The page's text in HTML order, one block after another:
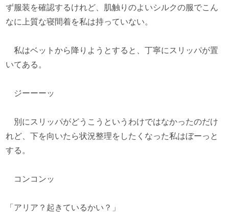
ず服装を確認するけれど、肌触りのよいシルクの服でこん
なに上質な寝間着を私は持っていない。
私はベットから降りようとすると、丁寧にスリッパが置
いてある。
ジーーーッ
別にスリッパがどうこうというわけではなかったのだけ
れど、下を向いたら状況整理をしたくなった私はぼーっと
する。
コンコンッ
「アリア？起きているかい？」